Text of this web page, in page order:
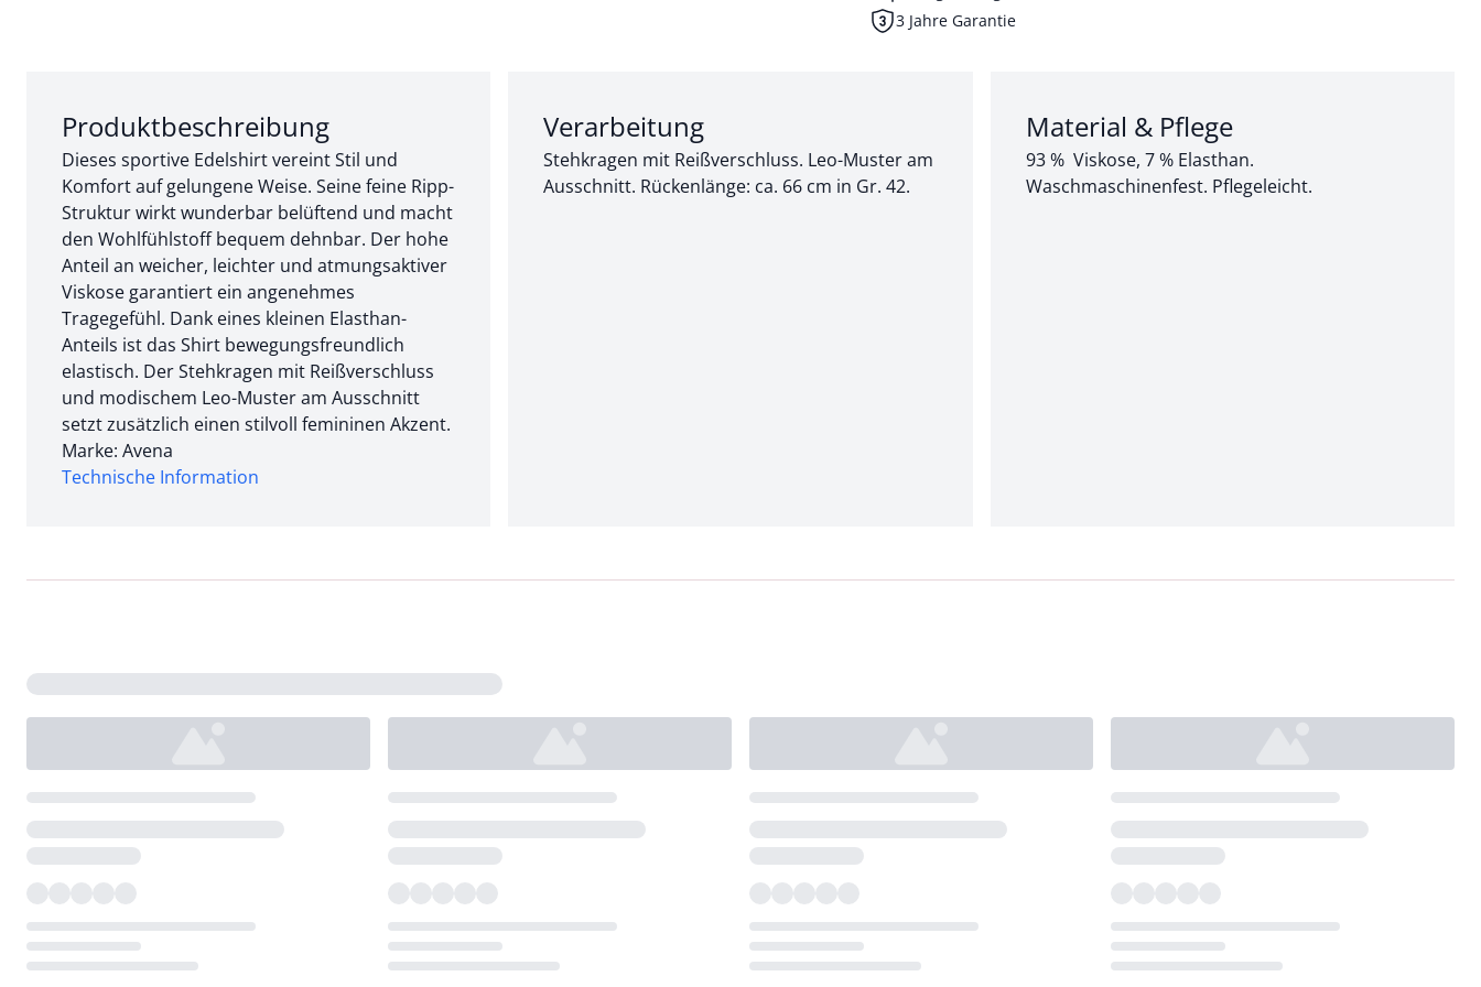
3 Jahre Garantie
Abschnitt 1 von 3:
Produktbeschreibung
Dieses sportive Edelshirt vereint Stil und
Komfort auf gelungene Weise. Seine feine Ripp-
Struktur wirkt wunderbar belüftend und macht
den Wohlfühlstoff bequem dehnbar. Der hohe
Anteil an weicher, leichter und atmungsaktiver
Viskose garantiert ein angenehmes
Tragegefühl. Dank eines kleinen Elasthan-
Anteils ist das Shirt bewegungsfreundlich
elastisch. Der Stehkragen mit Reißverschluss
und modischem Leo-Muster am Ausschnitt
setzt zusätzlich einen stilvoll femininen Akzent.
Marke: Avena
Technische Information
Abschnitt 2 von 3:
Verarbeitung
Stehkragen mit Reißverschluss. Leo-Muster am
Ausschnitt. Rückenlänge: ca. 66 cm in Gr. 42.
Abschnitt 3 von 3:
Material & Pflege
93 % Viskose, 7 % Elasthan.
Waschmaschinenfest. Pflegeleicht.